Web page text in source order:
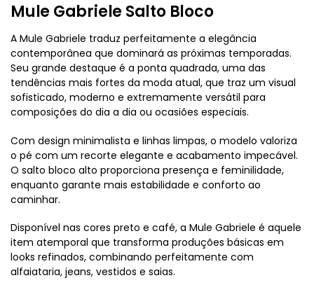
Mule Gabriele Salto Bloco
A Mule Gabriele traduz perfeitamente a elegância
contemporânea que dominará as próximas temporadas.
Seu grande destaque é a ponta quadrada, uma das
tendências mais fortes da moda atual, que traz um visual
sofisticado, moderno e extremamente versátil para
composições do dia a dia ou ocasiões especiais.
Com design minimalista e linhas limpas, o modelo valoriza
o pé com um recorte elegante e acabamento impecável.
O salto bloco alto proporciona presença e feminilidade,
enquanto garante mais estabilidade e conforto ao
caminhar.
Disponível nas cores preto e café, a Mule Gabriele é aquele
item atemporal que transforma produções básicas em
looks refinados, combinando perfeitamente com
alfaiataria, jeans, vestidos e saias.